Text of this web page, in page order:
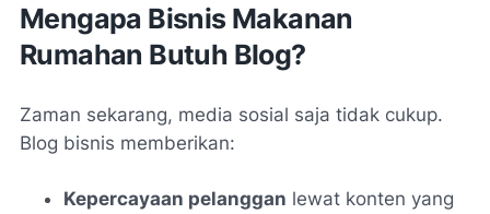
Mengapa Bisnis Makanan
Rumahan Butuh Blog?
Zaman sekarang, media sosial saja tidak cukup.
Blog bisnis memberikan:
Kepercayaan pelanggan lewat konten yang